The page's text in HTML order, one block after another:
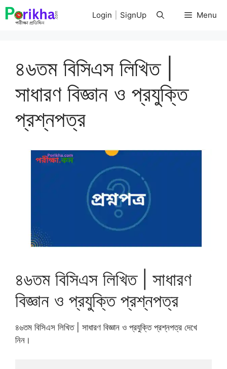
Skip
to
Menu
Login SignUp
৪৬তম বিসিএস লিখিত |
সাধারণ বিজ্ঞান ও প্রযুক্তি
প্রশ্নপত্র
৪৬তম বিসিএস লিখিত | সাধারণ
বিজ্ঞান ও প্রযুক্তি প্রশ্নপত্র
৪৬তম বিসিএস লিখিত | সাধারণ বিজ্ঞান ও প্রযুক্তি প্রশ্নপত্র দেখে
নিন।